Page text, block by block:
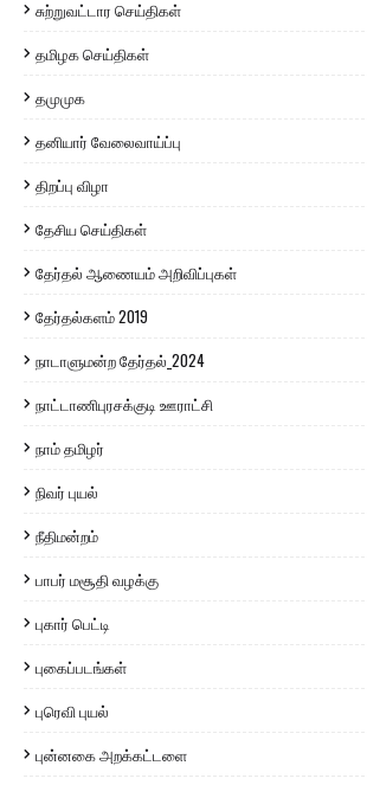
சுற்றுவட்டார செய்திகள்
தமிழக செய்திகள்
தமுமுக
தனியார் வேலைவாய்ப்பு
திறப்பு விழா
தேசிய செய்திகள்
தேர்தல் ஆணையம் அறிவிப்புகள்
தேர்தல்களம் 2019
நாடாளுமன்ற தேர்தல்_2024
நாட்டாணிபுரசக்குடி ஊராட்சி
நாம் தமிழர்
நிவர் புயல்
நீதிமன்றம்
பாபர் மசூதி வழக்கு
புகார் பெட்டி
புகைப்படங்கள்
புரெவி புயல்
புன்னகை அறக்கட்டளை